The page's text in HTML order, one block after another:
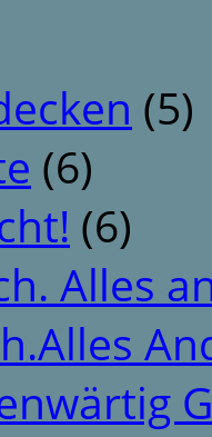
(5)
(6)
(6)
Alles